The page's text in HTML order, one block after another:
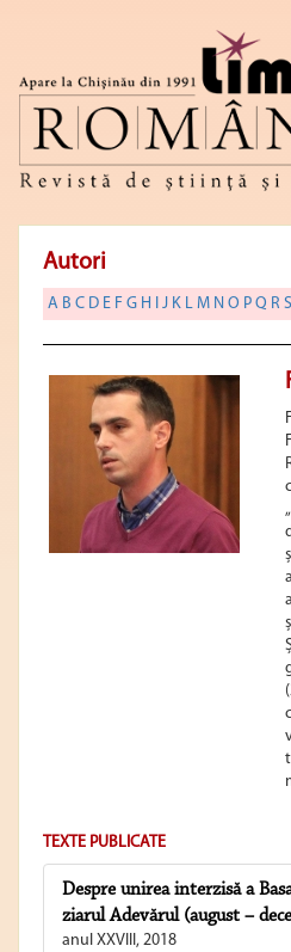
Autori
A B C D E F G H I J K L M N O P Q R S
TEXTE PUBLICATE
Despre unirea interzisă a
ziarul Adevărul (august –
anul XXVIII, 2018